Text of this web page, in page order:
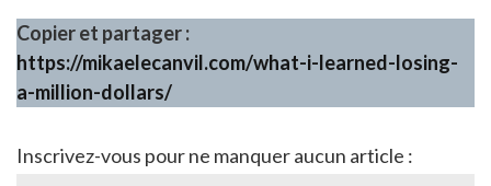
Copier et partager :
https://mikaelecanvil.com/what-i-learned-losing-
a-million-dollars/
Inscrivez-vous pour ne manquer aucun article :